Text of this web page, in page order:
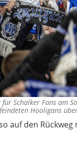
für Schalker Fans am
Hooligans
auf den